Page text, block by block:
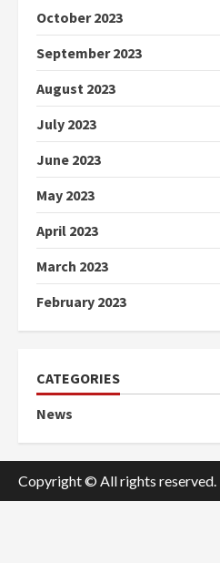
October 2023
September 2023
August 2023
July 2023
June 2023
May 2023
April 2023
March 2023
February 2023
CATEGORIES
News
Copyright © All rights reserved.